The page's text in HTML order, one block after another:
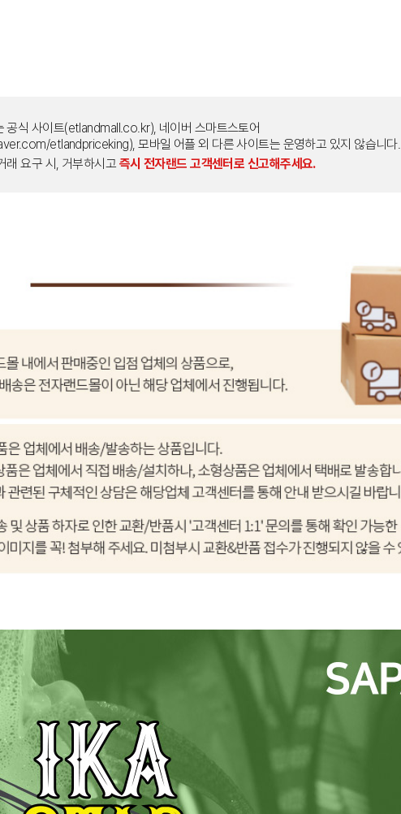
공식 사이트(etlandmall.co.kr), 네이버 스마트스토어
etlandpriceking), 모바일 어플 외 다른 사이트는 운영하고 있지 않습니다.
래 요구 시, 거부하시고 즉시 전자랜드 고객센터로 신고해주세요.